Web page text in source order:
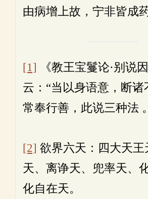
由病增上故，宁非皆成
[1] 《教王宝鬘论·别说因
云：“当以身语意，断诸
常奉行善，此说三种法
[2] 欲界六天：四大天王
天、离诤天、兜率天、
化自在天。